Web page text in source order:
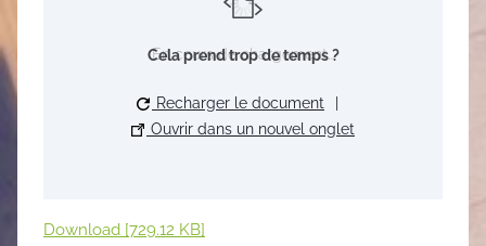
En cours de chargement…
Cela prend trop de temps ?
Recharger le document
Ouvrir dans un nouvel onglet
Download [729.12 KB]